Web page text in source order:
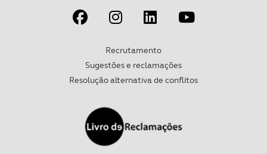
Recrutamento
Sugestões e reclamações
Resolução alternativa de conflitos